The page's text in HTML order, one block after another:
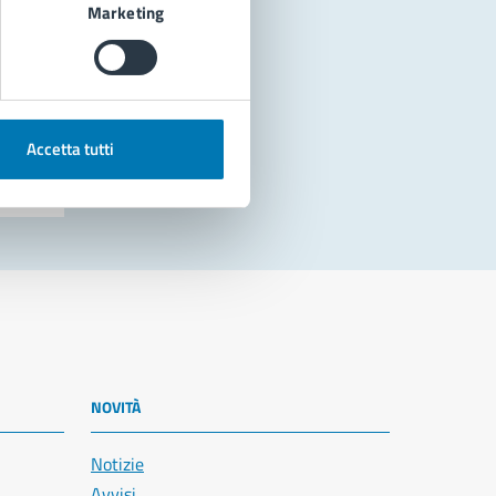
Marketing
Accetta tutti
NOVITÀ
Notizie